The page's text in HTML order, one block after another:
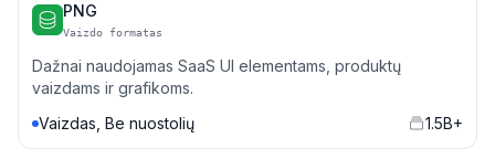
PNG
Vaizdo formatas
Dažnai naudojamas SaaS UI elementams, produktų
vaizdams ir grafikoms.
Vaizdas, Be nuostolių
1.5B+